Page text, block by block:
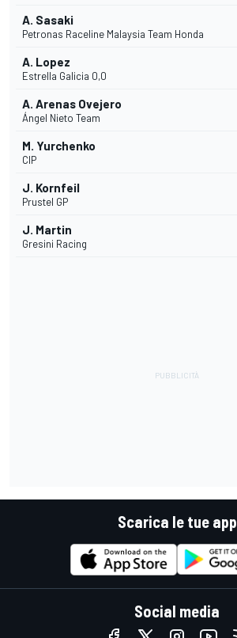
A. Sasaki
Petronas Raceline Malaysia Team Honda
A. Lopez
Estrella Galicia 0,0
A. Arenas Ovejero
Ángel Nieto Team
M. Yurchenko
CIP
J. Kornfeil
Prustel GP
J. Martin
Gresini Racing
Scarica le tue app
Social media